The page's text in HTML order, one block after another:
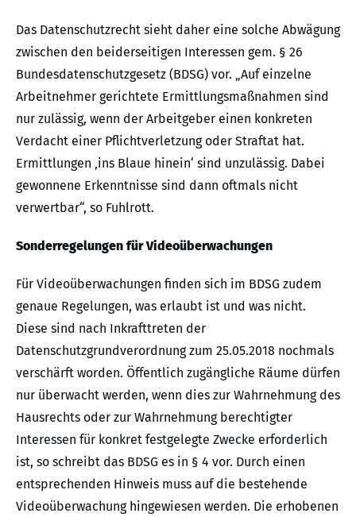
Das Datenschutzrecht sieht daher eine solche Abwägung
zwischen den beiderseitigen Interessen gem. § 26
Bundesdatenschutzgesetz (BDSG) vor. „Auf einzelne
Arbeitnehmer gerichtete Ermittlungsmaßnahmen sind
nur zulässig, wenn der Arbeitgeber einen konkreten
Verdacht einer Pflichtverletzung oder Straftat hat.
Ermittlungen ‚ins Blaue hinein‘ sind unzulässig. Dabei
gewonnene Erkenntnisse sind dann oftmals nicht
verwertbar“, so Fuhlrott.
Sonderregelungen für Videoüberwachungen
Für Videoüberwachungen finden sich im BDSG zudem
genaue Regelungen, was erlaubt ist und was nicht.
Diese sind nach Inkrafttreten der
Datenschutzgrundverordnung zum 25.05.2018 nochmals
verschärft worden. Öffentlich zugängliche Räume dürfen
nur überwacht werden, wenn dies zur Wahrnehmung des
Hausrechts oder zur Wahrnehmung berechtigter
Interessen für konkret festgelegte Zwecke erforderlich
ist, so schreibt das BDSG es in § 4 vor. Durch einen
entsprechenden Hinweis muss auf die bestehende
Videoüberwachung hingewiesen werden. Die erhobenen